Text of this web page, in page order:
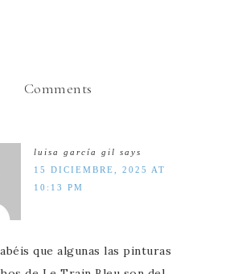
Comments
luisa garcía gil says
15 DICIEMBRE, 2025 AT
10:13 PM
que algunas las pinturas